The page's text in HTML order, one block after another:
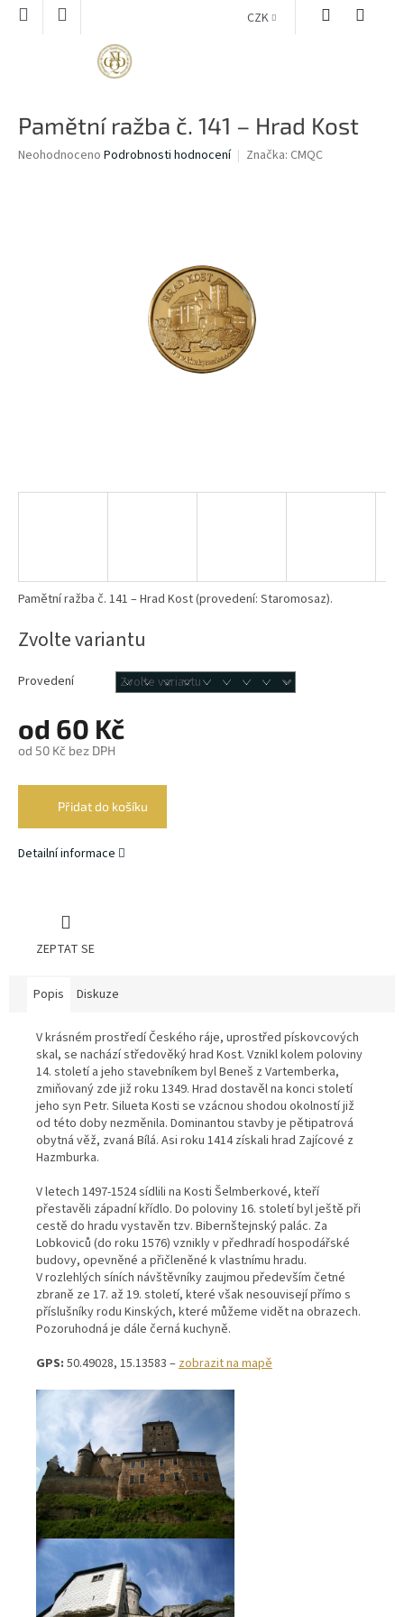
Přejít
CZK
Pamětní ražba č. 141 – Hrad Kost
Průměrné
Neohodnoceno Podrobnosti hodnocení Značka: CMQC
od 60 Kč
od 50 Kč bez DPH
Zvolte variantu
Provedení
Přidat do košíku
Pamětní ražba č. 141 – Hrad Kost (provedení: Staromosaz).
Detailní informace
ZEPTAT SE
Popis Diskuze
V krásném prostředí Českého ráje, uprostřed pískovcových
skal, se nachází středověký hrad Kost. Vznikl kolem poloviny
14. století a jeho stavebníkem byl Beneš z Vartemberka,
zmiňovaný zde již roku 1349. Hrad dostavěl na konci století
jeho syn Petr. Silueta Kosti se vzácnou shodou okolností již
od této doby nezměnila. Dominantou stavby je pětipatrová
obytná věž, zvaná Bílá. Asi roku 1414 získali hrad Zajícové z
Hazmburka.
V letech 1497-1524 sídlili na Kosti Šelmberkové, kteří
přestavěli západní křídlo. Do poloviny 16. století byl ještě při
cestě do hradu vystavěn tzv. Bibernštejnský palác. Za
Lobkoviců (do roku 1576) vznikly v předhradí hospodářské
budovy, opevněné a přičleněné k vlastnímu hradu.
V rozlehlých síních návštěvníky zaujmou především četné
zbraně ze 17. až 19. století, které však nesouvisejí přímo s
příslušníky rodu Kinských, které můžeme vidět na obrazech.
Pozoruhodná je dále černá kuchyně.
GPS: 50.49028, 15.13583 –zobrazit na mapě